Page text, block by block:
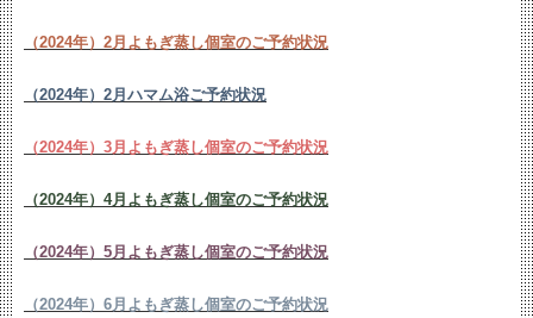
（2024年）2月よもぎ蒸し個室のご予約状況
（2024年）2月ハマム浴ご予約状況
（2024年）3月よもぎ蒸し個室のご予約状況
（2024年）4月よもぎ蒸し個室のご予約状況
（2024年）5月よもぎ蒸し個室のご予約状況
（2024年）6月よもぎ蒸し個室のご予約状況